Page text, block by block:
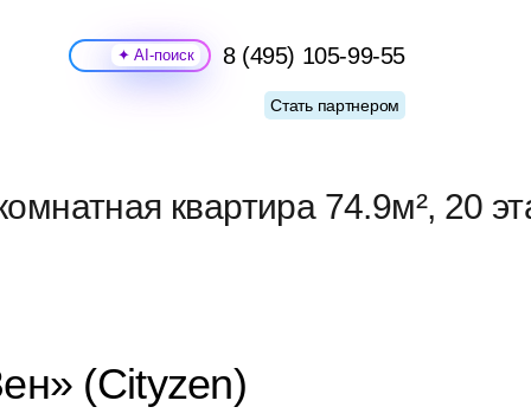
Поиск 8 (495) 105-99-55
Стать партнером
квартира 74.9м², 20
(Cityzen)